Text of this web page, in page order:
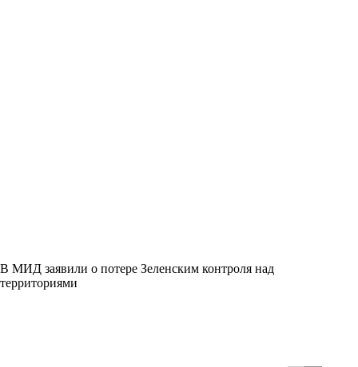
В МИД заявили о потере Зеленским контроля над
территориями